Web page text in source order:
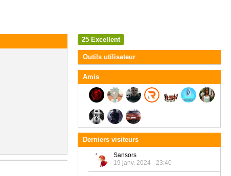
25 Excellent
Outils utilisateur
Amis
Derniers visiteurs
Sansors
19 janv. 2024 - 23:40